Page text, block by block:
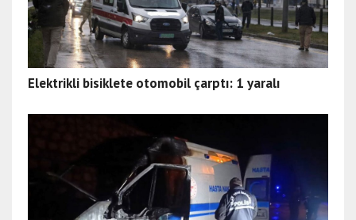
Elektrikli bisiklete otomobil çarptı: 1 yaralı